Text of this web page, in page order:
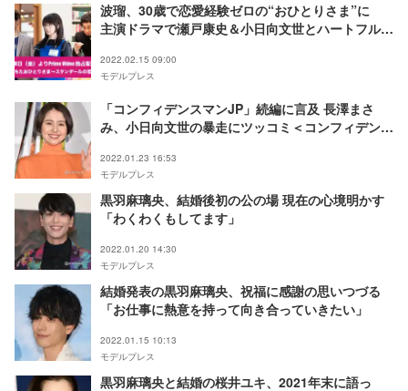
波瑠、30歳で恋愛経験ゼロの“おひとりさま”に
主演ドラマで瀬戸康史＆小日向文世とハートフル・
の恋愛論～＞
2022.02.15 09:00
モデルプレス
「コンフィデンスマンJP」続編に言及 長澤まさ
み、小日向文世の暴走にツッコミ＜コンフィデンス
2022.01.23 16:53
モデルプレス
黒羽麻璃央、結婚後初の公の場 現在の心境明かす
「わくわくもしてます」
2022.01.20 14:30
モデルプレス
結婚発表の黒羽麻璃央、祝福に感謝の思いつづる
「お仕事に熱意を持って向き合っていきたい」
2022.01.15 10:13
モデルプレス
黒羽麻璃央と結婚の桜井ユキ、2021年末に語っ